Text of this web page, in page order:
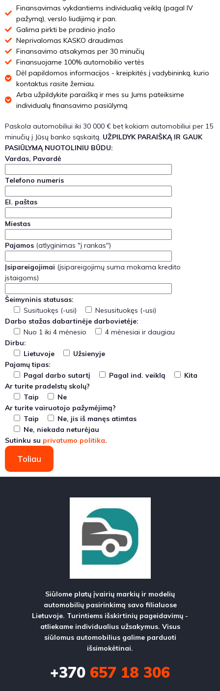
Finansavimas vykdantiems individualią veiklą (pagal IV
pažymą), verslo liudijimą ir pan.
Galima pirkti be pradinio įnašo
Neprivalomas KASKO draudimas
Finansavimo atsakymas per 30 minučių
Finansuojame 100% automobilio vertės
Dėl papildomos informacijos - kreipkitės į vadybininką, kurio
kontaktus rasite žemiau.
Arba užpildykite paraišką ir mes su Jums pateiksime
individualų finansavimo pasiūlymą.
Paskola automobiliui iki 30 000 € bet kokiam automobiliui per 15
minučių į Jūsų banko sąskaitą. UŽPILDYK PARAIŠKĄ IR GAUK
PASIŪLYMĄ NUOTOLINIU BŪDU:
Vardas, Pavardė
Telefono numeris
El. paštas
Miestas
Pajamos (atlyginimas "į rankas")
Įsipareigojimai (įsipareigojimų suma mokama kredito
įstaigoms)
Šeimyninis statusas:
Susituokęs (-usi)
Nesusituokęs (-usi)
Darbo stažas dabartinėje darbovietėje:
Nuo 1 iki 4 mėnesio
4 mėnesiai ir daugiau
Dirbu:
Lietuvoje
Užsienyje
Pajamų tipas:
Pagal darbo sutartį
Pagal ind. veiklą
Kita
Ar turite pradelstų skolų?
Taip
Ne
Ar turite vairuotojo pažymėjimą?
Taip
Ne, jis iš manęs atimtas
Ne, niekada neturėjau
Sutinku su privatumo politika.
Toliau
Siūlome platų įvairių markių ir modelių
automobilių pasirinkimą savo filialuose
Lietuvoje. Turintiems išskirtinių pageidavimų -
atliekame individualius užsakymus. Visus
siūlomus automobilius galime parduoti
išsimokėtinai.
+370 657 18 306